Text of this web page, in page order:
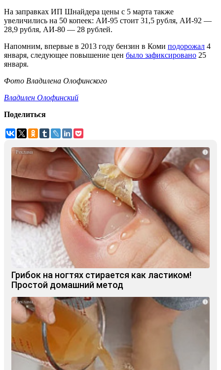
На заправках ИП Шнайдера цены с 5 марта также
увеличились на 50 копеек: АИ-95 стоит 31,5 рубля, АИ-92 —
28,9 рубля, АИ-80 — 28 рублей.
Напомним, впервые в 2013 году бензин в Коми подорожал 4
января, следующее повышение цен было зафиксировано 25
января.
Фото Владилена Олофинского
Владилен Олофинский
Поделиться
i
Грибок на ногтях стирается как ластиком!
Простой домашний метод
i